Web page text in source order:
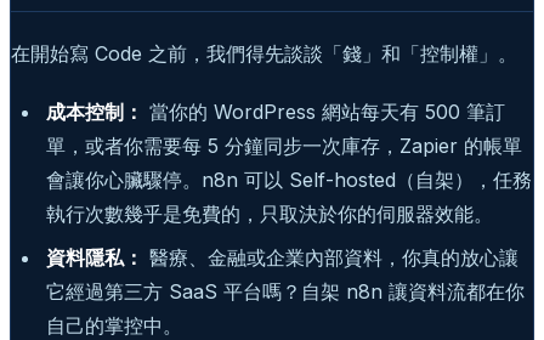
在開始寫 Code 之前，我們得先談談「錢」和「控制權」。
成本控制： 當你的 WordPress 網站每天有 500 筆訂
單，或者你需要每 5 分鐘同步一次庫存，Zapier 的帳單
會讓你心臟驟停。n8n 可以 Self-hosted（自架），任務
執行次數幾乎是免費的，只取決於你的伺服器效能。
資料隱私： 醫療、金融或企業內部資料，你真的放心讓
它經過第三方 SaaS 平台嗎？自架 n8n 讓資料流都在你
自己的掌控中。